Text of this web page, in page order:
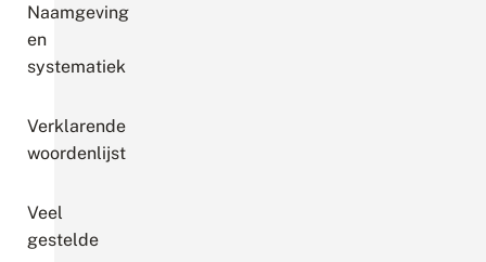
Naamgeving
en
systematiek
Verklarende
woordenlijst
Veel
gestelde